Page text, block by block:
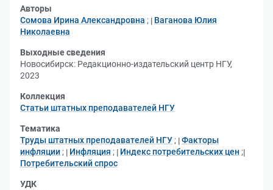
Авторы
Сомова Ирина Александровна ;
Ваганова Юлия
Николаевна
Выходные сведения
Новосибирск: Редакционно-издательский центр НГУ,
2023
Коллекция
Статьи штатных преподавателей НГУ
Тематика
Труды штатных преподавателей НГУ ; Факторы
инфляции ; Инфляция ; Индекс потребительских цен ;
Потребительский спрос
УДК